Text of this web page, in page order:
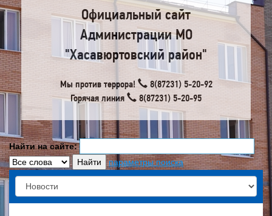
Официальный сайт
Администрации МО
"Хасавюртовский район"
Мы против террора!
8(87231) 5-20-92
Горячая линия
8(87231) 5-20-95
Найти на сайте:
параметры поиска